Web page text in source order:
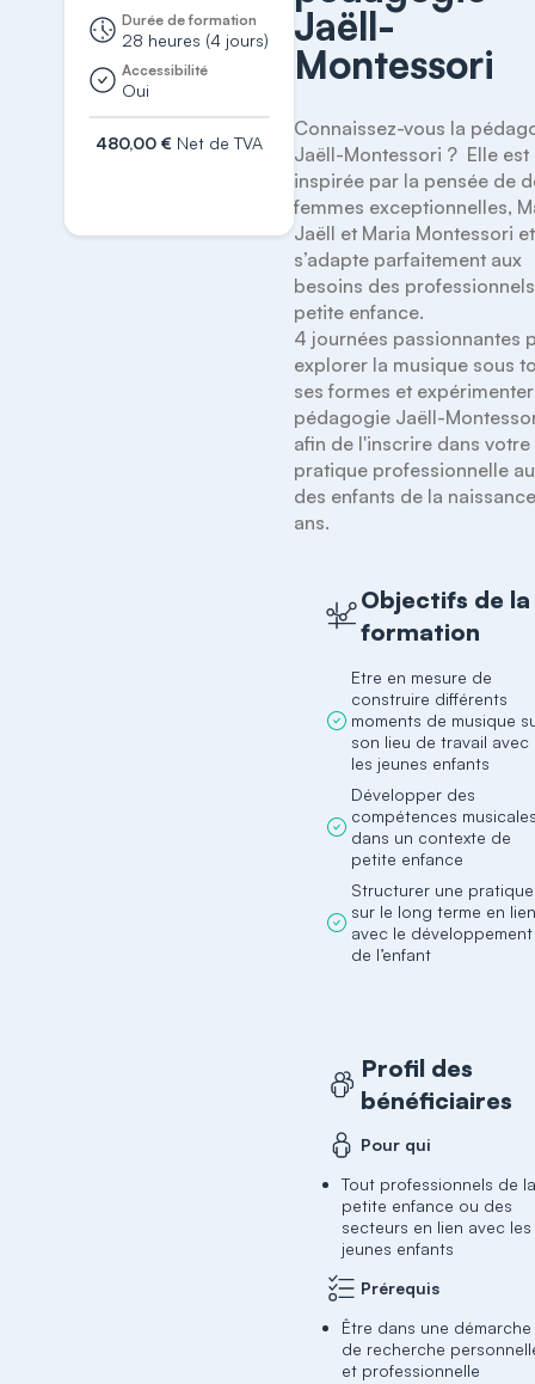
Durée de formation
28 heures (4 jours)
Accessibilité
Oui
480,00 € Net de TVA
Jaëll-
Montessori
Connaissez-vous la
Jaëll-Montessori ?  Elle est
inspirée par la pensée de
femmes exceptionnelles,
Jaëll et Maria Montessori et
s’adapte parfaitement aux
besoins des
petite enfance.
4 journées passionnantes
explorer la musique sous
ses formes et
pédagogie Jaëll-
afin de l'inscrire dans votre
pratique professionnelle
des enfants de la
ans.
Objectifs de la
formation
Etre en mesure de
construire différents
moments de musique
son lieu de travail avec
les jeunes enfants
Développer des
compétences
dans un contexte de
petite enfance
Structurer une pratique
sur le long terme en
avec le développement
de l’enfant
Profil des
bénéficiaires
Pour qui
Tout professionnels de
petite enfance ou des
secteurs en lien avec les
jeunes enfants
Prérequis
Être dans une démarche
de recherche
et professionnelle